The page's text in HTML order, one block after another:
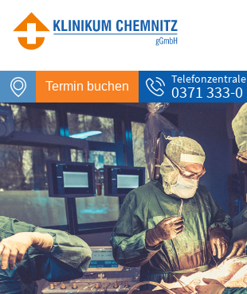
Termin buchen
Telefonzentrale
0371 333-0
Notfall